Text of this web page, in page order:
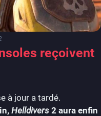
reçoivent
à jour a tardé.
Helldivers 2 aura enfin